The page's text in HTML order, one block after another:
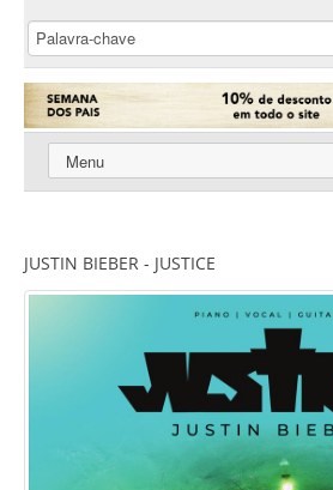
JUSTIN BIEBER - JUSTICE